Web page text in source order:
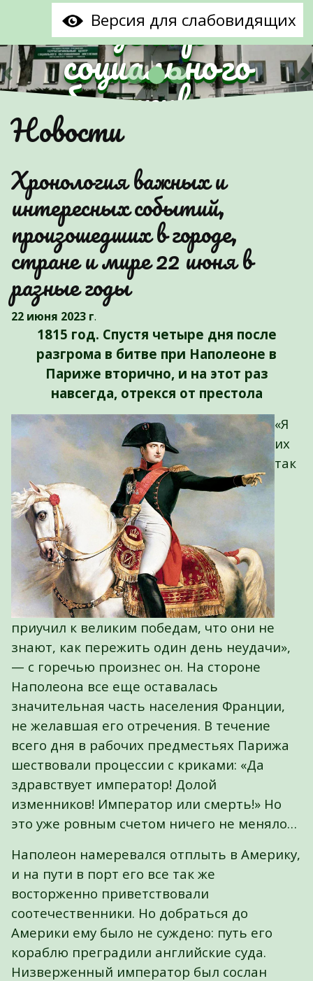
Версия для слабовидящих
центр
социального
обслуживания
населения
Партизанского
района г.Минска"
Предыдущий
Новости
Хронология важных и
интересных событий,
произошедших в городе,
стране и мире 22 июня в
разные годы
22 июня 2023 г.
1815 год. Спустя четыре дня после
разгрома в битве при Наполеоне в
Париже вторично, и на этот раз
навсегда, отрекся от престола
«Я
их
так
приучил к великим победам, что они не
знают, как пережить один день неудачи»,
— с горечью произнес он. На стороне
Наполеона все еще оставалась
значительная часть населения Франции,
не желавшая его отречения. В течение
всего дня в рабочих предместьях Парижа
шествовали процессии с криками: «Да
здравствует император! Долой
изменников! Император или смерть!» Но
это уже ровным счетом ничего не меняло…
Наполеон намеревался отплыть в Америку,
и на пути в порт его все так же
восторженно приветствовали
соотечественники. Но добраться до
Америки ему было не суждено: путь его
кораблю преградили английские суда.
Низверженный император был сослан